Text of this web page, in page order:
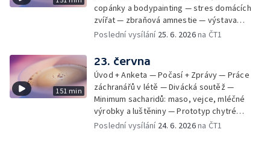
copánky a bodypainting — stres domácích
zvířat — zbraňová amnestie — výstava
mikrofotografií rostlin — fenomenální
Poslední vysílání 25. 6. 2026na ČT1
151 min
23. června
Úvod + Anketa — Počasí + Zprávy — Práce
záchranářů v létě — Divácká soutěž —
Minimum sacharidů: maso, vejce, mléčné
výrobky a luštěniny — Prototyp chytré
vložky do bot pro běžce — Anketa +
Poslední vysílání 24. 6. 2026na ČT1